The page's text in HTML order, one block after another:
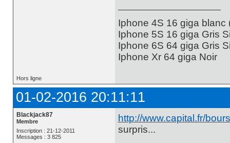
Iphone 4S 16 giga blanc
Iphone 5S 16 giga Gris
Iphone 6S 64 giga Gris
Iphone Xr 64 giga Noir
Hors ligne
01-02-2016 20:11:11
Blackjack87
Membre
Inscription : 21-12-2011
Messages : 3 825
http://www.capital.fr/
surpris...